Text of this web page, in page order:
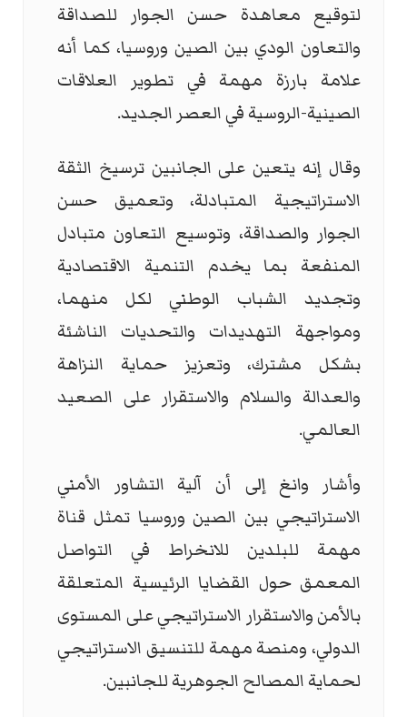
لتوقيع معاهدة حسن الجوار للصداقة
والتعاون الودي بين الصين وروسيا، كما أنه
علامة بارزة مهمة في تطوير العلاقات
الصينية-الروسية في العصر الجديد.
وقال إنه يتعين على الجانبين ترسيخ الثقة
الاستراتيجية المتبادلة، وتعميق حسن
الجوار والصداقة، وتوسيع التعاون متبادل
المنفعة بما يخدم التنمية الاقتصادية
وتجديد الشباب الوطني لكل منهما،
ومواجهة التهديدات والتحديات الناشئة
بشكل مشترك، وتعزيز حماية النزاهة
والعدالة والسلام والاستقرار على الصعيد
العالمي.
وأشار وانغ إلى أن آلية التشاور الأمني
الاستراتيجي بين الصين وروسيا تمثل قناة
مهمة للبلدين للانخراط في التواصل
المعمق حول القضايا الرئيسية المتعلقة
بالأمن والاستقرار الاستراتيجي على المستوى
الدولي، ومنصة مهمة للتنسيق الاستراتيجي
لحماية المصالح الجوهرية للجانبين.